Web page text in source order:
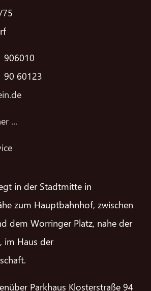
75
906010
90 60123
...
in der Stadtmitte in
zum Hauptbahnhof, zwischen
dem Worringer Platz, nahe der
im Haus der
Parkhaus Klosterstraße 94